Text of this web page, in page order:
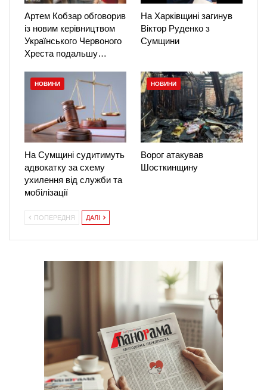
Артем Кобзар обговорив
із новим керівництвом
Українського Червоного
Хреста подальшу…
На Харківщині загинув
Віктор Руденко з
Сумщини
НОВИНИ
На Сумщині судитимуть
адвокатку за схему
ухилення від служби та
мобілізації
НОВИНИ
Ворог атакував
Шосткинщину
ПОПЕРЕДНЯ ДАЛІ